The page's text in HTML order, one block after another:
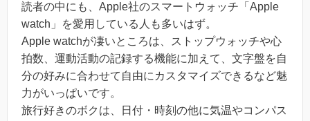
読者の中にも、Apple社のスマートウォッチ「Apple
watch」を愛用している人も多いはず。
Apple watchが凄いところは、ストップウォッチや心
拍数、運動活動の記録する機能に加えて、文字盤を自
分の好みに合わせて自由にカスタマイズできるなど魅
力がいっぱいです。
旅行好きのボクは、日付・時刻の他に気温やコンパス